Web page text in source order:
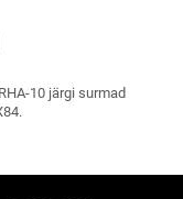
10 järgi surmad